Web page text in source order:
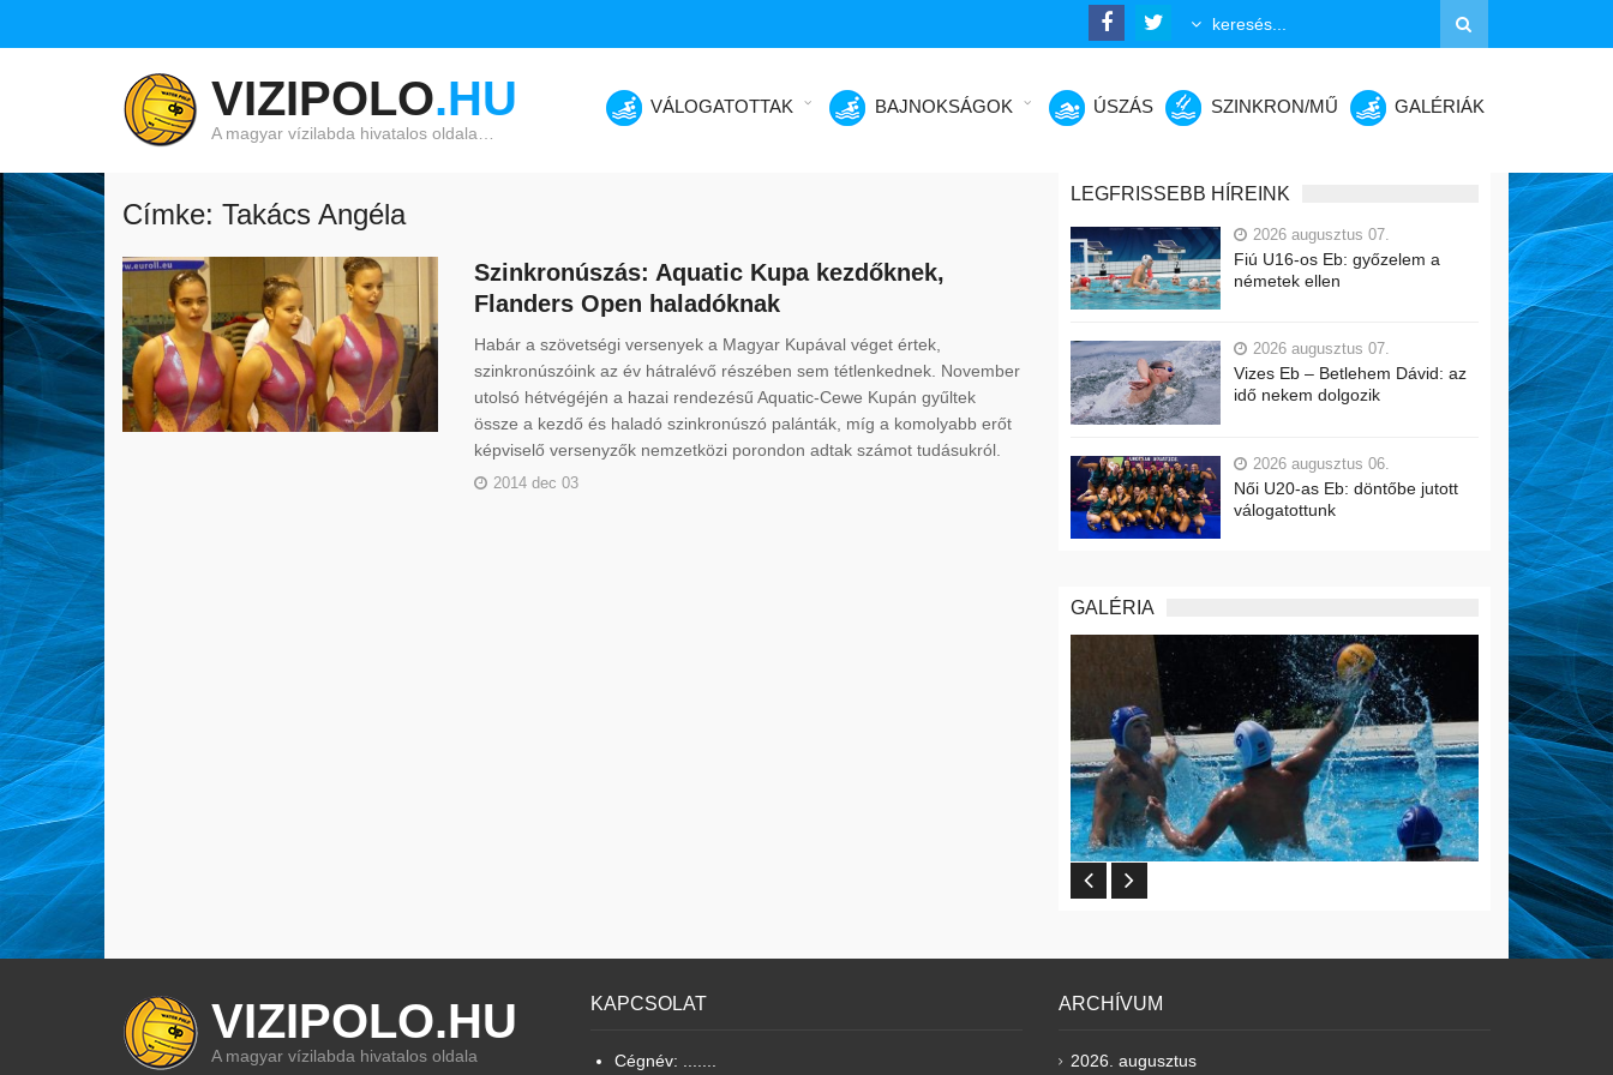
VIZIPOLO.HU
A magyar vízilabda hivatalos oldala…
VÁLOGATOTTAK BAJNOKSÁGOK ÚSZÁS SZINKRON/MŰ GALÉRIÁK
Címke: Takács Angéla
Szinkronúszás: Aquatic Kupa kezdőknek,
Flanders Open haladóknak
Habár a szövetségi versenyek a Magyar Kupával véget értek,
szinkronúszóink az év hátralévő részében sem tétlenkednek. November
utolsó hétvégéjén a hazai rendezésű Aquatic-Cewe Kupán gyűltek
össze a kezdő és haladó szinkronúszó palánták, míg a komolyabb erőt
képviselő versenyzők nemzetközi porondon adtak számot tudásukról.
2014 dec 03
LEGFRISSEBB HÍREINK
2026 augusztus 07.
Fiú U16-os Eb: győzelem a
németek ellen
2026 augusztus 07.
Vizes Eb – Betlehem Dávid: az
idő nekem dolgozik
2026 augusztus 06.
Női U20-as Eb: döntőbe jutott
válogatottunk
GALÉRIA
VIZIPOLO.HU
A magyar vízilabda hivatalos oldala
KAPCSOLAT
Cégnév: .......
ARCHÍVUM
2026. augusztus